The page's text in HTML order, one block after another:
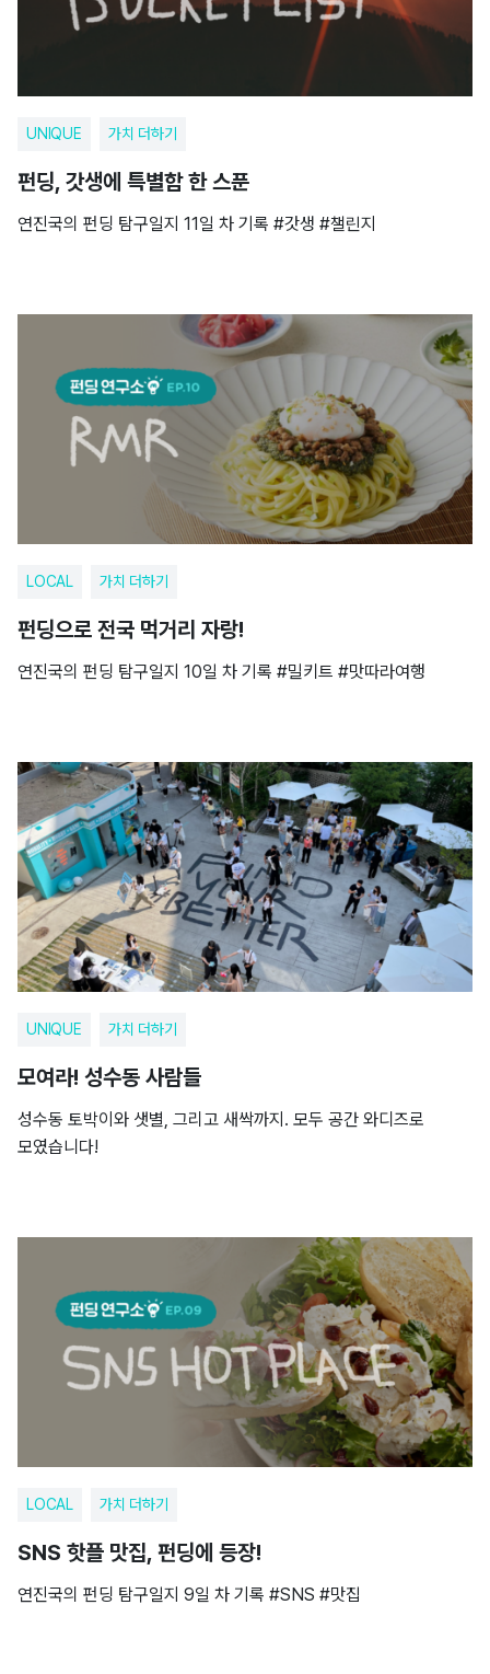
UNIQUE 가치 더하기
펀딩, 갓생에 특별함 한 스푼
연진국의 펀딩 탐구일지 11일 차 기록 #갓생 #챌린지
LOCAL 가치 더하기
펀딩으로 전국 먹거리 자랑!
연진국의 펀딩 탐구일지 10일 차 기록 #밀키트 #맛따라여행
UNIQUE 가치 더하기
모여라! 성수동 사람들
성수동 토박이와 샛별, 그리고 새싹까지. 모두 공간 와디즈로
모였습니다!
LOCAL 가치 더하기
SNS 핫플 맛집, 펀딩에 등장!
연진국의 펀딩 탐구일지 9일 차 기록 #SNS #맛집